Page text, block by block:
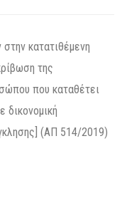
κατατιθέμενη
της
που καταθέτει
δικονομική
(ΑΠ 514/2019)